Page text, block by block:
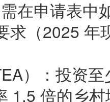
在申请表中
求（2025 年
）：投资
1.5 倍的乡